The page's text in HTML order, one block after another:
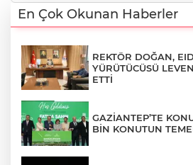
En Çok Okunan Haberler
REKTÖR DOĞAN,
YÜRÜTÜCÜSÜ
ETTİ
GAZİANTEP’TE
BİN KONUTUN